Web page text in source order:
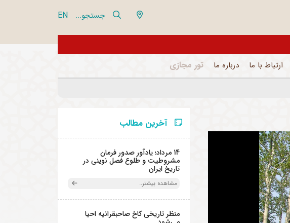
جستجو... EN
بازدیدکنندگان
ارتباط با ما درباره ما تور مجازی
آخرین مطالب
14 مرداد؛ یادآور صدور فرمان
مشروطیت و طلوع فصل نوینی در
تاریخ ایران
مشاهده بیشتر..
منظر تاریخی کاخ صاحبقرانیه احیا